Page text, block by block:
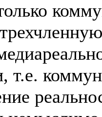
т.е.